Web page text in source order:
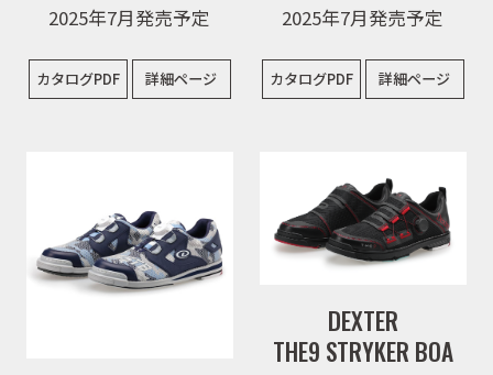
ニュース
2025年7月発売予定
カタログPDF 詳細ページ
2025年7月発売予定
カタログPDF 詳細ページ
DEXTER
THE9 STRYKER BOA